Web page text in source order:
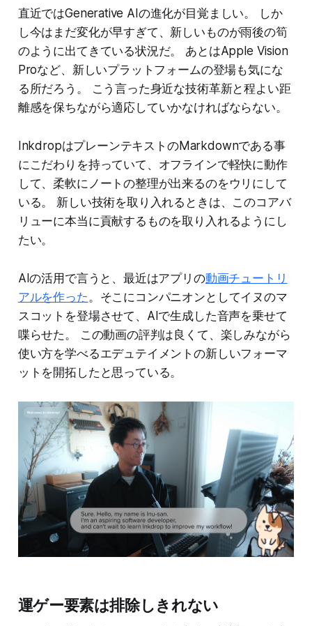
直近ではGenerative AIの進化が目覚ましい。 しか
し今はまだ変化が早すぎて、新しいものが雨後の筍
のように出てきている状況だ。 あとはApple Vision
Proなど、新しいプラットフォームの登場も気にな
る所だろう。 こう言った身近な技術革新と程よい距
離感を保ちながら適応していかなければならない。
InkdropはプレーンテキストのMarkdownである事
にこだわりを持っていて、オフラインで軽快に動作
して、柔軟にノートの整理が出来るのをウリにして
いる。 新しい技術を取り入れるときは、このコアバ
リューに本当に貢献するものを取り入れるようにし
たい。
AIの活用で言うと、最近はアプリの動画チュートリ
アルを作った 。そこにコンパニオンとしてイヌのマ
スコットを登場させて、AIで生成した音声を乗せて
喋らせた。 この動画の評判は良くて、楽しみながら
使い方を学べるエデュテイメントの新しいフォーマ
ットを開拓したと思っている。
運ゲー要素は排除しきれない